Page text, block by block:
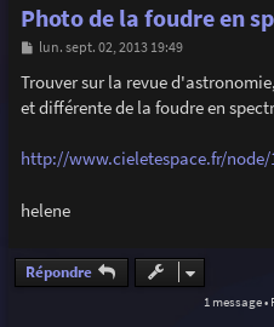
Photo de la foudre en
M
s
s
a
lun. sept. 02, 2013 19:49
Trouver sur la revue
et différente de la foudre en
http://www.cieletespace.fr/node/
helene
Répondre
1 message •